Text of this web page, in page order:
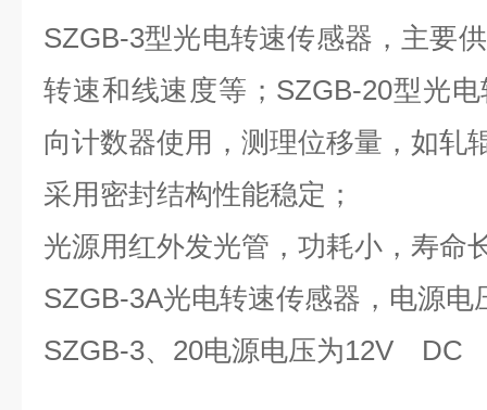
SZGB-3型光电转速传感器，主要
转速和线速度等；SZGB-20型光
向计数器使用，测理位移量，如轧
采用密封结构性能稳定；
光源用红外发光管，功耗小，寿命
SZGB-3A光电转速传感器，电源
SZGB-3、20电源电压为12V